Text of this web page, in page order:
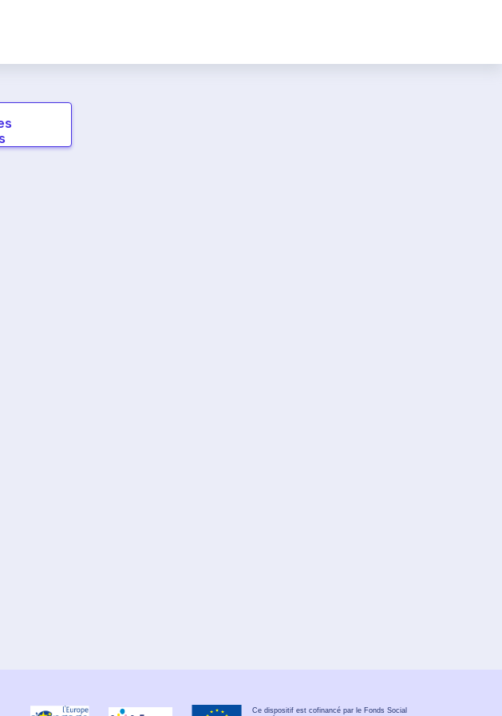
Ce dispositif est cofinancé par le Fonds Social